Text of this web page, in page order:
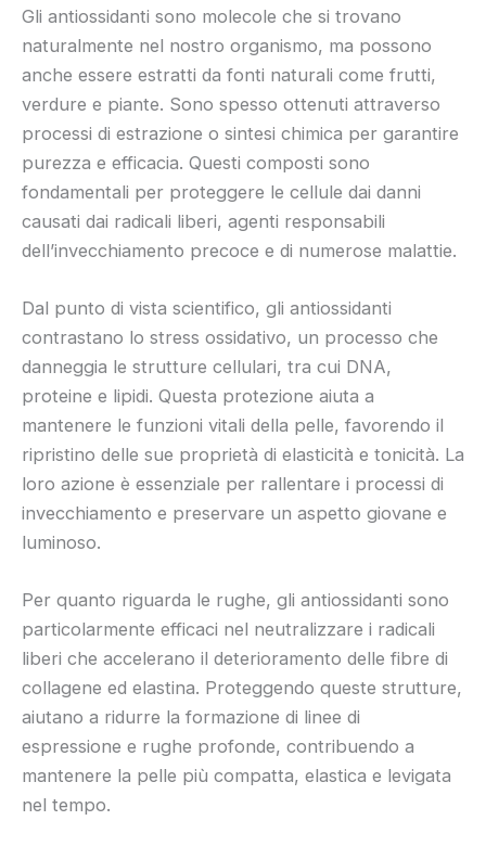
Gli antiossidanti sono molecole che si trovano
naturalmente nel nostro organismo, ma possono
anche essere estratti da fonti naturali come frutti,
verdure e piante. Sono spesso ottenuti attraverso
processi di estrazione o sintesi chimica per garantire
purezza e efficacia. Questi composti sono
fondamentali per proteggere le cellule dai danni
causati dai radicali liberi, agenti responsabili
dell’invecchiamento precoce e di numerose malattie.
Dal punto di vista scientifico, gli antiossidanti
contrastano lo stress ossidativo, un processo che
danneggia le strutture cellulari, tra cui DNA,
proteine e lipidi. Questa protezione aiuta a
mantenere le funzioni vitali della pelle, favorendo il
ripristino delle sue proprietà di elasticità e tonicità. La
loro azione è essenziale per rallentare i processi di
invecchiamento e preservare un aspetto giovane e
luminoso.
Per quanto riguarda le rughe, gli antiossidanti sono
particolarmente efficaci nel neutralizzare i radicali
liberi che accelerano il deterioramento delle fibre di
collagene ed elastina. Proteggendo queste strutture,
aiutano a ridurre la formazione di linee di
espressione e rughe profonde, contribuendo a
mantenere la pelle più compatta, elastica e levigata
nel tempo.